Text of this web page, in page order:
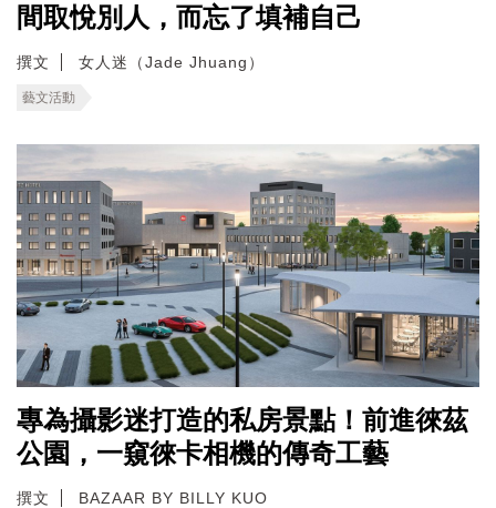
間取悅別人，而忘了填補自己
撰文 女人迷（Jade Jhuang）
藝文活動
專為攝影迷打造的私房景點！前進徠茲
公園，一窺徠卡相機的傳奇工藝
撰文 BAZAAR BY BILLY KUO